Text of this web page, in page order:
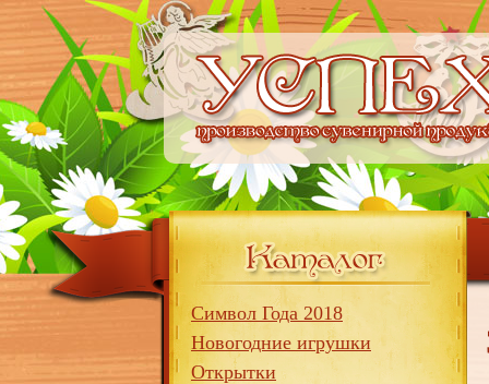
Символ Года 2018
Новогодние игрушки
Открытки